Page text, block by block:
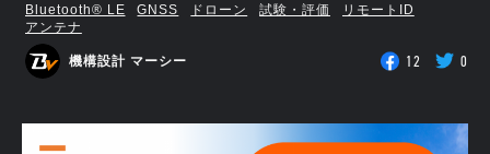
Bluetooth®︎ LE GNSS ドローン 試験・評価
リモートID
アンテナ
機構設計 マーシー 12 0